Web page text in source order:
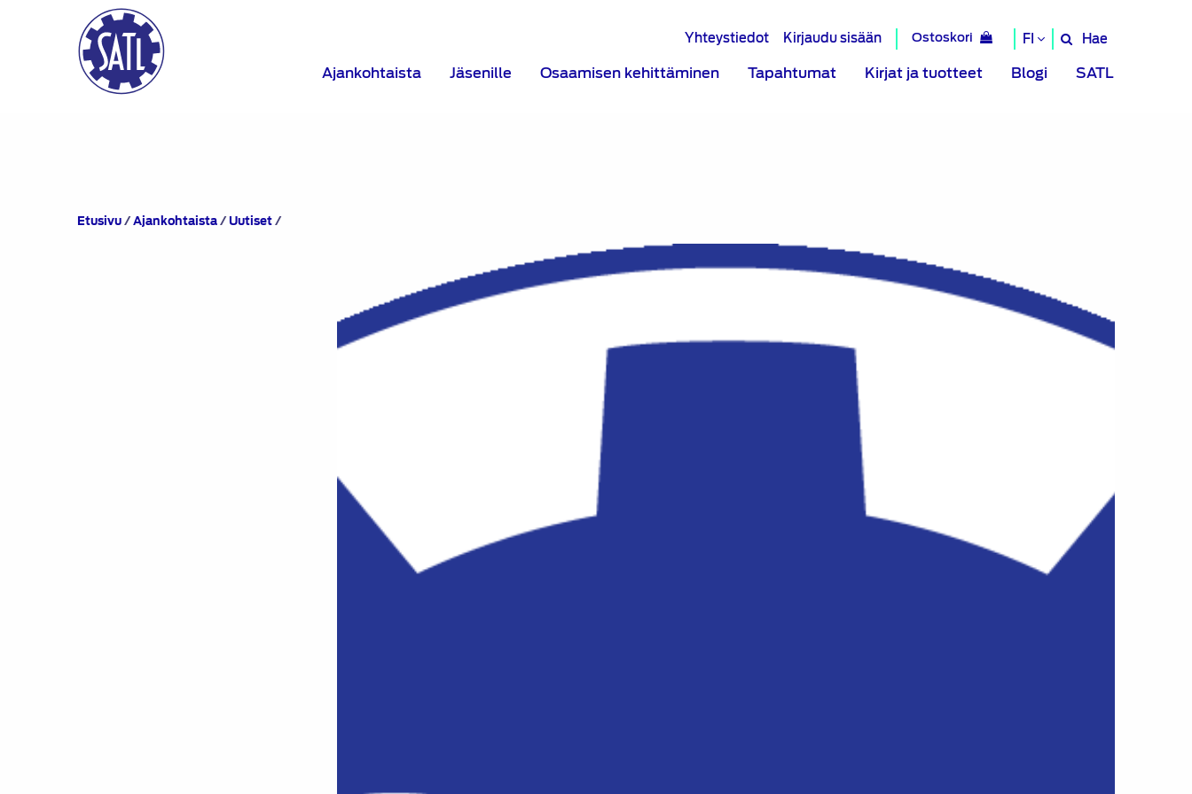
Yhteystiedot Kirjaudu sisään Ostoskori FI
Hae
Hae
Ajankohtaista Jäsenille Osaamisen kehittäminen Tapahtumat Kirjat ja tuotteet Blogi SATL
Etusivu/Ajankohtaista/Uutiset/Vuoden